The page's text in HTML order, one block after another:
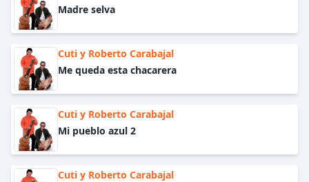
Madre selva
Cuti y Roberto Carabajal
Me queda esta chacarera
Cuti y Roberto Carabajal
Mi pueblo azul 2
Cuti y Roberto Carabajal